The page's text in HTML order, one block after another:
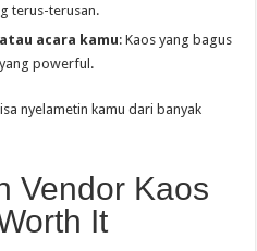
terus-terusan.
acara kamu: Kaos yang bagus
powerful.
nyelametin kamu dari banyak
Vendor Kaos
It